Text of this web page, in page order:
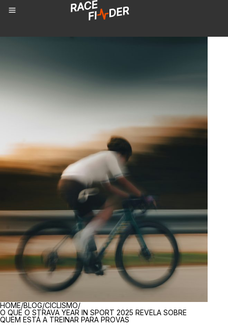
BREADCRUMBS
HOME/BLOG/CICLISMO/
O QUE O STRAVA YEAR IN SPORT 2025 REVELA SOBRE
QUEM ESTÁ A TREINAR PARA PROVAS